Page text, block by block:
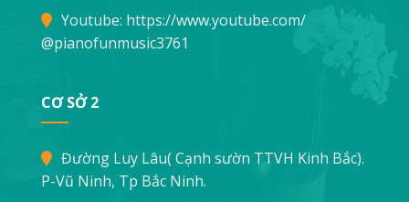
Youtube: https://www.youtube.com/
@pianofunmusic3761
CƠ SỞ 2
Đường Luy Lâu( Cạnh sườn TTVH Kinh Bắc).
P-Vũ Ninh, Tp Bắc Ninh.